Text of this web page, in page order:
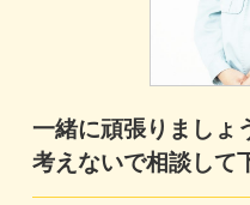
一緒に頑張りましょ
考えないで相談して